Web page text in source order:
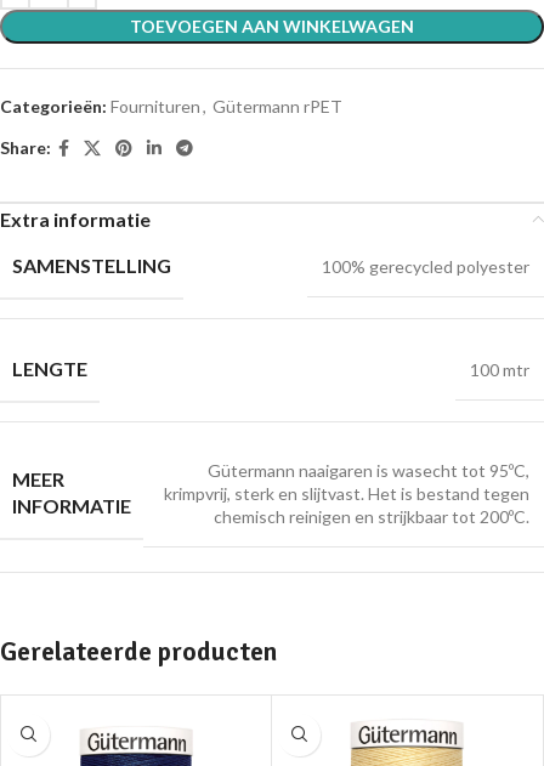
TOEVOEGEN AAN WINKELWAGEN
Categorieën: Fournituren, Gütermann rPET
Share:
Extra informatie
SAMENSTELLING
100% gerecycled polyester
LENGTE 100 mtr
MEER
INFORMATIE
Gütermann naaigaren is wasecht tot 95ºC,
krimpvrij, sterk en slijtvast. Het is bestand tegen
chemisch reinigen en strijkbaar tot 200ºC.
Gerelateerde producten